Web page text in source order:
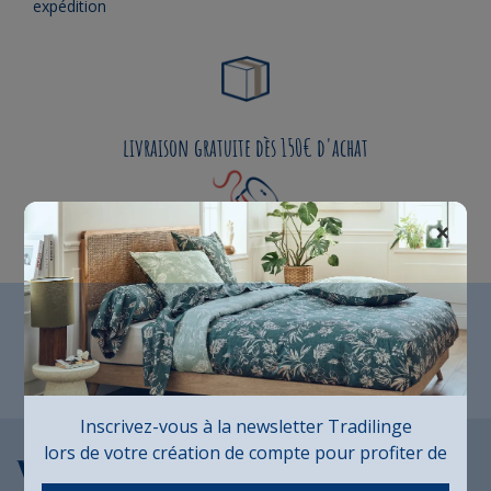
expédition
livraison gratuite dès 150€ d'achat
Fabrication Française
Vous aimerez aussi...
×
Inscrivez-vous à la newsletter Tradilinge
lors de votre création de compte pour profiter de